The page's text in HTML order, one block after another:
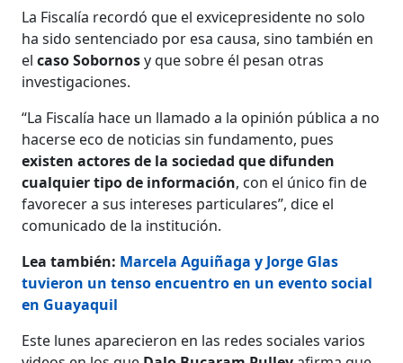
La Fiscalía recordó que el exvicepresidente no solo
ha sido sentenciado por esa causa, sino también en
elcaso Sobornosy que sobre él pesan otras
investigaciones.
“La Fiscalía hace un llamado a la opinión pública a no
hacerse eco de noticias sin fundamento, pues
existen actores de la sociedad que difunden
cualquier tipo de información, con el único fin de
favorecer a sus intereses particulares”, dice el
comunicado de la institución.
Lea también: Marcela Aguiñaga y Jorge Glas
tuvieron un tenso encuentro en un evento social
en Guayaquil
Este lunes aparecieron en las redes sociales varios